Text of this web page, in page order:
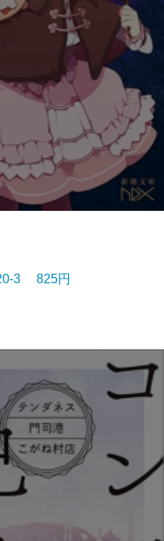
3 825円